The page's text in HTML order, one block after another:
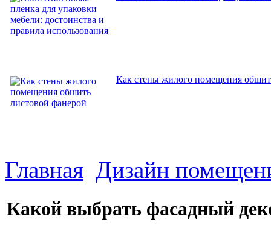
Как стены жилого помещения
Главная Дизайн
Какой выбрать фасадный